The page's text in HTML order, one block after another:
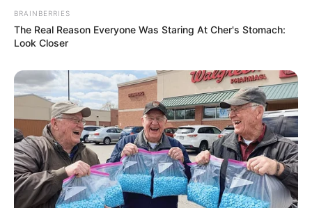
BRAINBERRIES
The Real Reason Everyone Was Staring At Cher's Stomach:
Look Closer